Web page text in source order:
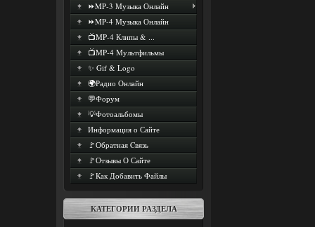
⏩MP-3 Музыка Онлайн
⏩MP-4 Музыка Онлайн
📺MP-4 Клипы & ...
📺MP-4 Мультфильмы
✨ Gif & Logo
🌍Радио Онлайн
💬Форум
💡Фотоальбомы
Информация о Сайте
🚩Обратная Cвязь
🚩Отзывы О Сайте
🚩Как Добавить Файлы
КАТЕГОРИИ РАЗДЕЛА